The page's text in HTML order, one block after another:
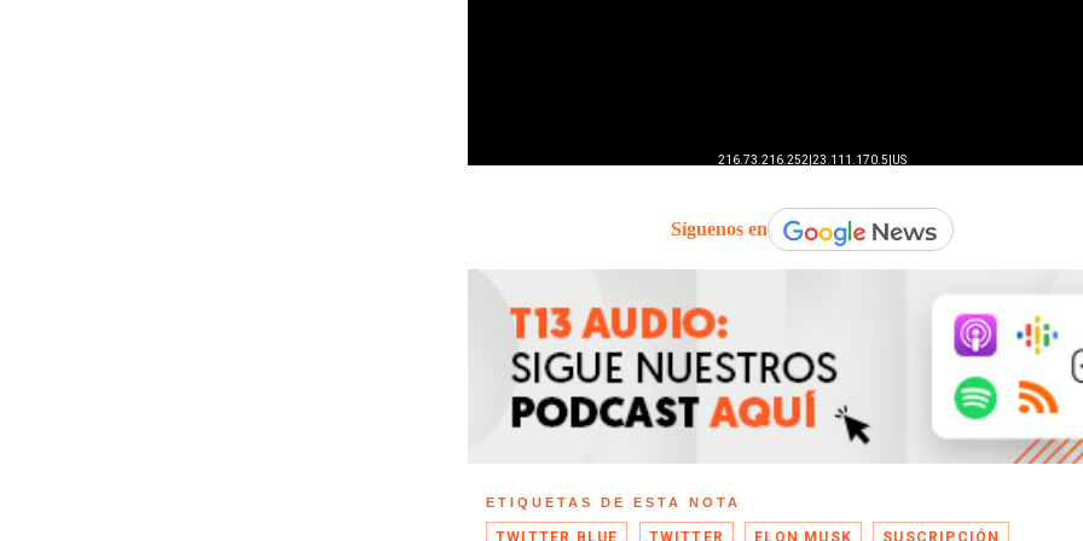
Síguenos en
ETIQUETAS DE ESTA NOTA
TWITTER BLUE TWITTER ELON MUSK SUSCRIPCIÓN